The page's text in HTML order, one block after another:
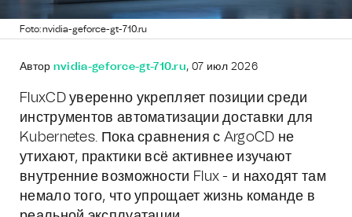
Foto: nvidia-geforce-gt-710.ru
Автор nvidia-geforce-gt-710.ru, 07 июл 2026
FluxCD уверенно укрепляет позиции среди
инструментов автоматизации доставки для
Kubernetes. Пока сравнения с ArgoCD не
утихают, практики всё активнее изучают
внутренние возможности Flux - и находят там
немало того, что упрощает жизнь команде в